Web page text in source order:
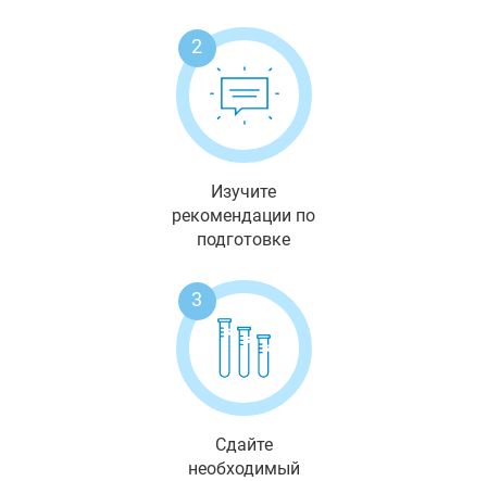
2
Изучите
рекомендации по
подготовке
3
Сдайте
необходимый